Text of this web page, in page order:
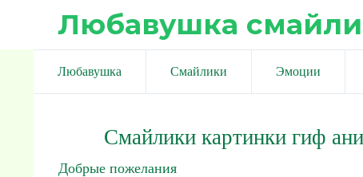
Любавушка
Любавушка Смайлики Эмоции
Смайлики картинки гиф
Добрые пожелания